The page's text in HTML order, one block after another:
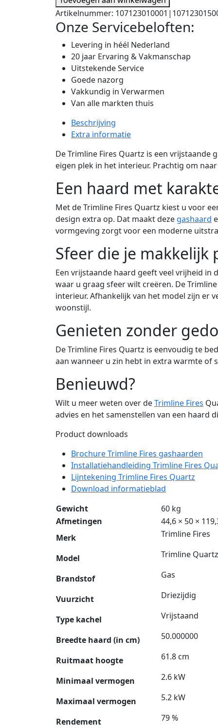
Artikelnummer:
Onze Servicebeloften:
Levering in héél Nederland
20 jaar Ervaring & Vakmanschap
Uitstekende Service
Goede nazorg
Vakkundig in Verwarmen
Van alle markten thuis
Beschrijving
Extra informatie
De Trimline Fires Quartz is een
eigen plek in het interieur. Prachtig om
Een haard met
Met de Trimline Fires Quartz kiest u voor
design extra op. Dat maakt deze gashaard
vormgeving zorgt voor een moderne
Sfeer die je makkelijk
Een vrijstaande haard geeft veel vrijheid in
waar u graag sfeer wilt creëren. De
interieur. Afhankelijk van het model zijn er
woonstijl.
Genieten zonder
De Trimline Fires Quartz is eenvoudig te
aan wanneer u zin hebt in extra warmte of
Benieuwd?
Wilt u meer weten over deTrimline Fires
advies en het samenstellen van een haard
Product downloads
Brochure Trimline Fires gashaarden
Installatiehandleiding Trimline Fires
Lijntekening Trimline Fires Quartz
Download informatieblad
Gewicht
60 kg
Afmetingen
44,6 × 50 ×
Merk
Trimline Fires
Model Trimline Quartz
Brandstof Gas
Vuurzicht Driezijdig
Type kachel Vrijstaand
Breedte haard (in cm) 50.000000
Ruitmaat hoogte 61.8 cm
Minimaal vermogen 2.6 kW
Maximaal vermogen 5.2 kW
Rendement 79 %